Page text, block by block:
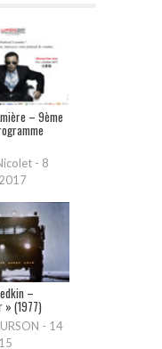
– 9ème
- 8
–
» (1977)
- 14